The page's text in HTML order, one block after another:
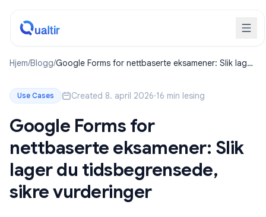
Hjem/Blogg/Google Forms for nettbaserte eksamener: Slik lager
Use Cases Created 8. april 2026·16 min lesing
Google Forms for
nettbaserte eksamener: Slik
lager du tidsbegrensede,
sikre vurderinger